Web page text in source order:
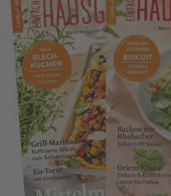
Zum Anfang der Bildergalerie springen
Einfach
Bestellen Sie Ihr neues EINFACH
mindestens 6 Ausgaben und Sie erhalten
Rezeptbuch gratis. Wählen Sie zwischen
„Verführerische Torten“, „Pikant & deftig
„Ofenglück“.